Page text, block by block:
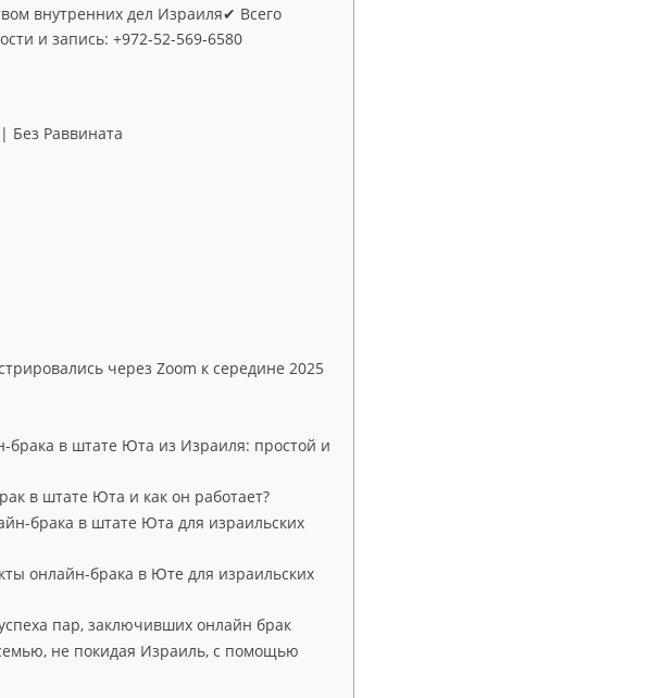
внутренних дел Израиля✔ Всего
и запись: +972-52-569-6580
Без Раввината
через Zoom к середине 2025
в штате Юта из Израиля: простой и
в штате Юта и как он работает?
брака в штате Юта для израильских
онлайн-брака в Юте для израильских
пар, заключивших онлайн брак
не покидая Израиль, с помощью